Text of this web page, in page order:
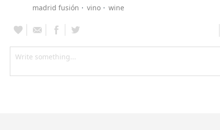
madrid fusión
vino wine